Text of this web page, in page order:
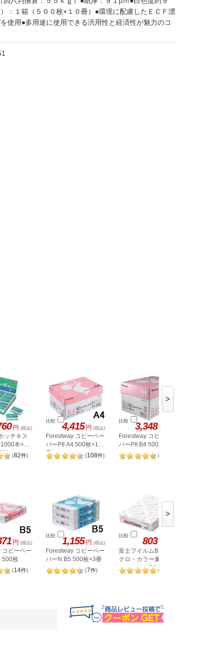
：１箱（５００枚×１０冊）●環境に配慮したＥＣＦ漂
使用●多用途に使用できる汎用性と経済性が魅力のコ
円 (税込)
ッチキス
本×20
(82件)
比較 4,415 円 (税込)
Forestway コピーペー
パーPII A4 500枚×10
冊
(108件)
比較 3,348
Forestway コピーペー
パーPII B4 500枚×5冊
(
>
円 (税込)
コピーペー
500枚
(14件)
比較 1,155 円 (税込)
Forestway コピーペー
パーN B5 500枚×3冊
(7件)
比較 803
富士フイルムBI モノ
クロ・カラー兼用コピ
ーペーパーC2 B5 500
枚
(
>